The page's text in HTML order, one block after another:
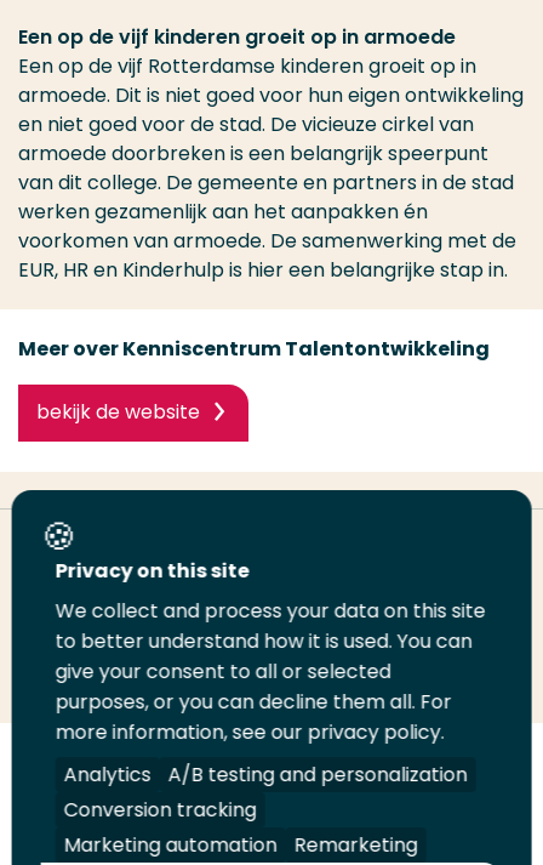
Een op de vijf kinderen groeit op in armoede
Een op de vijf Rotterdamse kinderen groeit op in
armoede. Dit is niet goed voor hun eigen ontwikkeling
en niet goed voor de stad. De vicieuze cirkel van
armoede doorbreken is een belangrijk speerpunt
van dit college. De gemeente en partners in de stad
werken gezamenlijk aan het aanpakken én
voorkomen van armoede. De samenwerking met de
EUR, HR en Kinderhulp is hier een belangrijke stap in.
Meer over Kenniscentrum Talentontwikkeling
bekijk de website
Deel deze pagina
Deel
LinkedIn
Deel
op
Twitter
Deel
op
Facebook
Email
deze
pagina
Print
deze
pagina
Volg
ons
op
Volg
ons
op
Volg
ons
op
Volg
ons
op
Juridisch Security A-Z Index
Contact
Privacy on this site
We collect and process your data on this site
to better understand how it is used. You can
give your consent to all or selected
purposes, or you can decline them all. For
more information, see our privacy policy.
Analytics
A/B testing and personalization
Conversion tracking
Marketing automation
Remarketing